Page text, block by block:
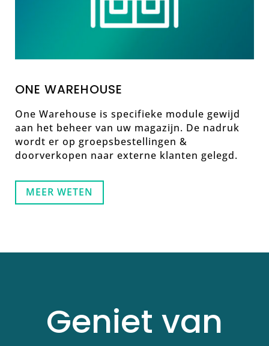
ONE WAREHOUSE
One Warehouse is specifieke module gewijd
aan het beheer van uw magazijn. De nadruk
wordt er op groepsbestellingen &
doorverkopen naar externe klanten gelegd.
MEER WETEN
Geniet van